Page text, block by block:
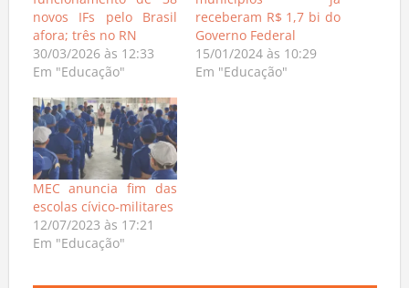
novos IFs pelo Brasil
afora; três no RN
30/03/2026 às 12:33
Em "Educação"
receberam R$ 1,7 bi do
Governo Federal
15/01/2024 às 10:29
Em "Educação"
MEC anuncia fim das
escolas cívico-militares
12/07/2023 às 17:21
Em "Educação"